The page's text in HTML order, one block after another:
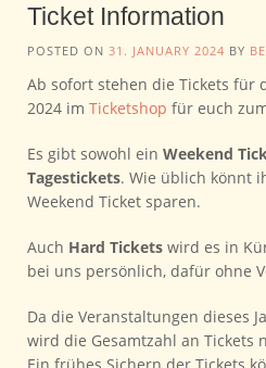
Ticket Information
POSTED ON 31. JANUARY 2024 BY
Ab sofort stehen die Tickets für
2024 im Ticketshop für euch
Es gibt sowohl ein Weekend
Tagestickets. Wie üblich könnt
Weekend Ticket sparen.
Auch Hard Tickets wird es in
bei uns persönlich, dafür ohne
Da die Veranstaltungen dieses
wird die Gesamtzahl an Tickets